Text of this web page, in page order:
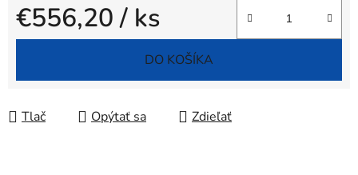
€556,20/ ks
Jednotková cena:
DO KOŠÍKA
Tlač Opýtať sa Zdieľať